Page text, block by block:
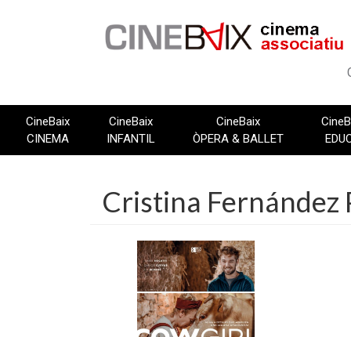
CineBaix
CINEMA
CineBaix
INFANTIL
CineBaix
ÒPERA & BALLET
Cristina Fernández